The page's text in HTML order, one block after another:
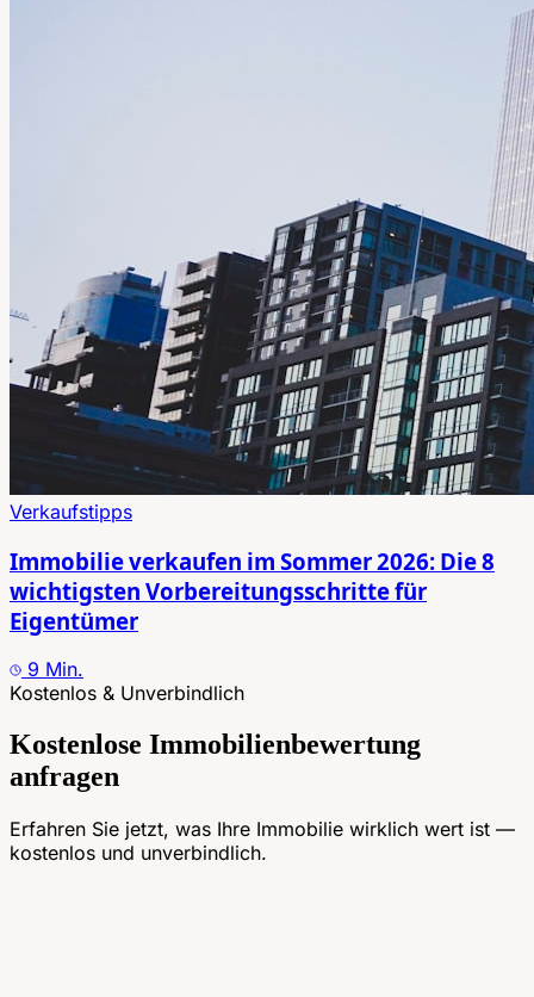
Verkaufstipps
Immobilie verkaufen im Sommer 2026: Die 8
wichtigsten Vorbereitungsschritte für
Eigentümer
9 Min.
Kostenlos & Unverbindlich
Kostenlose Immobilienbewertung
anfragen
Erfahren Sie jetzt, was Ihre Immobilie wirklich wert ist —
kostenlos und unverbindlich.